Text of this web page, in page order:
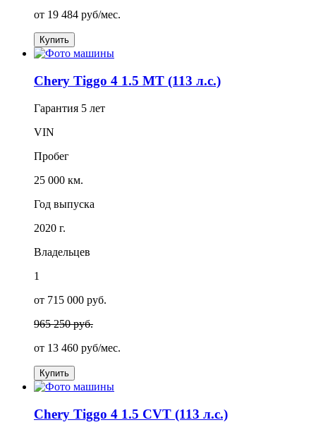
от 19 484 руб/мес.
Купить
Chery Tiggo 4 1.5 MT (113 л.с.)
Гарантия 5 лет
VIN
Пробег
25 000 км.
Год выпуска
2020 г.
Владельцев
1
от 715 000 руб.
965 250 руб.
от 13 460 руб/мес.
Купить
Chery Tiggo 4 1.5 CVT (113 л.с.)